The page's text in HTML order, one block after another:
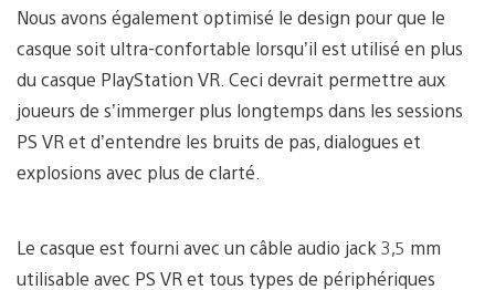
Nous avons également optimisé le design pour que le
casque soit ultra-confortable lorsqu’il est utilisé en plus
du casque PlayStation VR. Ceci devrait permettre aux
joueurs de s’immerger plus longtemps dans les sessions
PS VR et d’entendre les bruits de pas, dialogues et
explosions avec plus de clarté.
Le casque est fourni avec un câble audio jack 3,5 mm
utilisable avec PS VR et tous types de périphériques